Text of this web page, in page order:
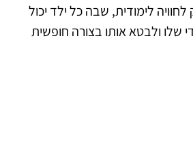
לימודית, שבה כל ילד יכול
שלו ולבטא אותו בצורה חופשית